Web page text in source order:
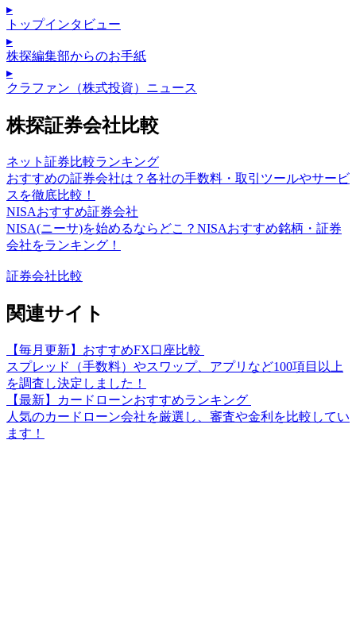
▸
トップインタビュー
▸
株探編集部からのお手紙
▸
クラファン（株式投資）ニュース
株探証券会社比較
ネット証券比較ランキング
おすすめの証券会社は？各社の手数料・取引ツールやサービ
スを徹底比較！
NISAおすすめ証券会社
NISA(ニーサ)を始めるならどこ？NISAおすすめ銘柄・証券
会社をランキング！
証券会社比較
関連サイト
【毎月更新】おすすめFX口座比較
スプレッド（手数料）やスワップ、アプリなど100項目以上
を調査し決定しました！
【最新】カードローンおすすめランキング
人気のカードローン会社を厳選し、審査や金利を比較してい
ます！